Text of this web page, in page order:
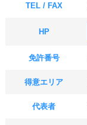
TEL / FAX
HP
免許番号
得意エリア
代表者